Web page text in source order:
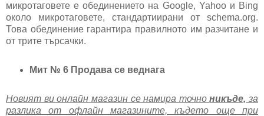
микротаговете е обединението на Google, Yahoo и Bing
около микротаговете, стандартиирани от schema.org.
Това обединение гарантира правилното им разчитане и
от трите търсачки.
Мит № 6 Продава се веднага
Новият ви онлайн магазин се намира точноникъде, за
разлика от офлайн магазините, където още при